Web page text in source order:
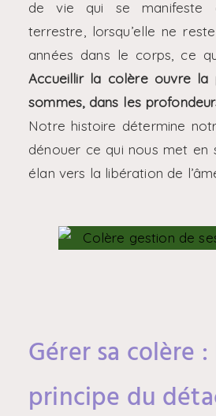
de vie qui se manifeste
terrestre, lorsqu’elle ne
années dans le corps, ce
Accueillir la colère ouvre
sommes, dans les
Notre histoire détermine
dénouer ce qui nous met en
élan vers la libération de
Gérer sa colère :
principe du